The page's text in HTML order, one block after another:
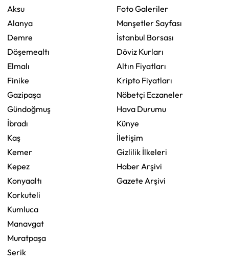
Aksu
Alanya
Demre
Döşemealtı
Elmalı
Finike
Gazipaşa
Gündoğmuş
İbradı
Kaş
Kemer
Kepez
Konyaaltı
Korkuteli
Kumluca
Manavgat
Muratpaşa
Serik
Foto Galeriler
Manşetler Sayfası
İstanbul Borsası
Döviz Kurları
Altın Fiyatları
Kripto Fiyatları
Nöbetçi Eczaneler
Hava Durumu
Künye
İletişim
Gizlilik İlkeleri
Haber Arşivi
Gazete Arşivi